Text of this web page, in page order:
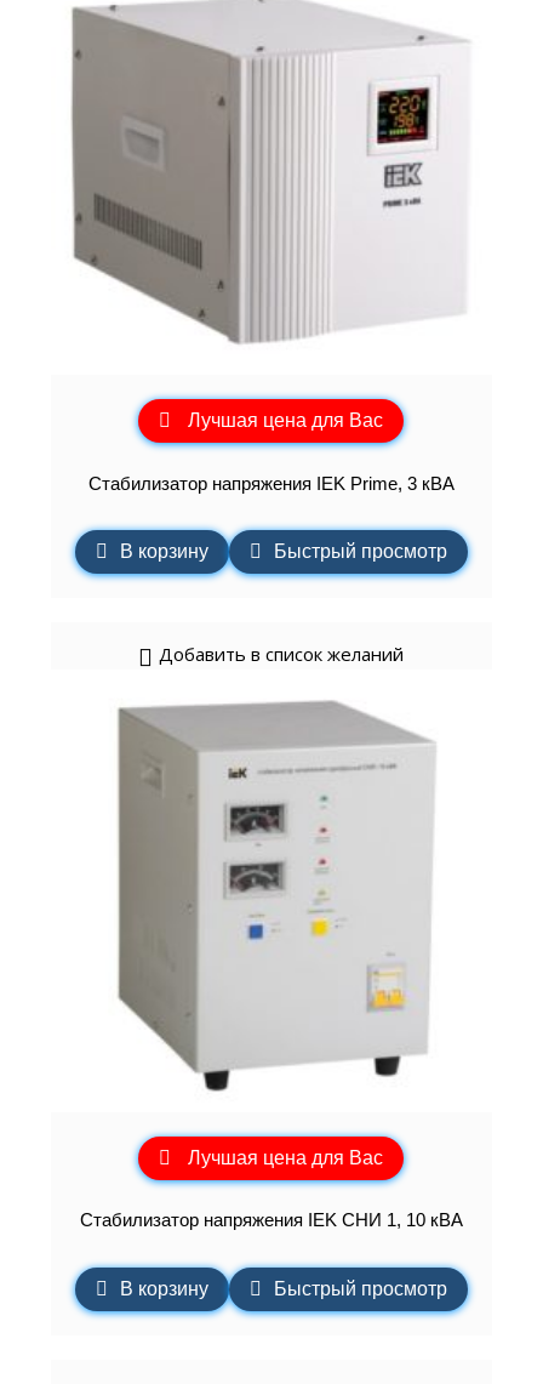
Лучшая цена для Вас
Стабилизатор напряжения IEK Prime, 3 кВА
В корзину Быстрый просмотр
Добавить в список желаний
Лучшая цена для Вас
Стабилизатор напряжения IEK СНИ 1, 10 кВА
В корзину Быстрый просмотр